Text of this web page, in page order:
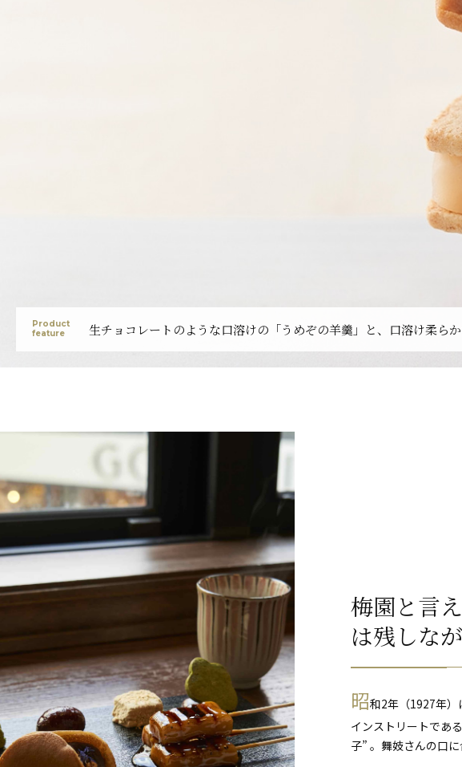
Product
feature
生チョコレートのような口溶けの「うめぞの羊羹」と、口溶け柔ら
梅園と言
は残しな
昭和2年（1927年）
インストリートであ
子” 。舞妓さんの口